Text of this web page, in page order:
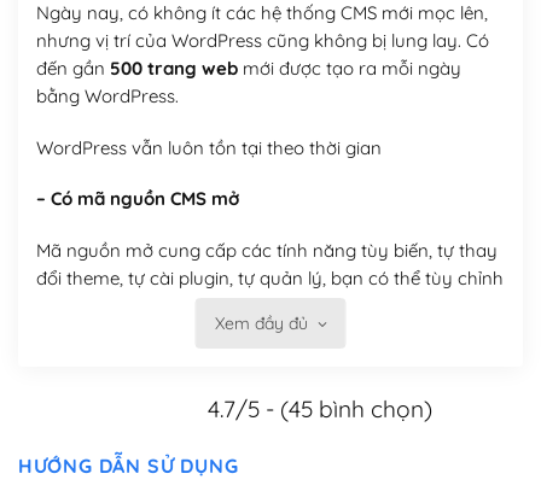
Ngày nay, có không ít các hệ thống CMS mới mọc lên,
nhưng vị trí của WordPress cũng không bị lung lay. Có
đến gần 500 trang webmới được tạo ra mỗi ngày
bằng WordPress.
WordPress vẫn luôn tồn tại theo thời gian
– Có mã nguồn CMS mở
Mã nguồn mở cung cấp các tính năng tùy biến, tự thay
đổi theme, tự cài plugin, tự quản lý, bạn có thể tùy chỉnh
Có thể tùy biến trên website WordPress
Xem đầy đủ
4.7/5 - (45 bình chọn)
HƯỚNG DẪN SỬ DỤNG